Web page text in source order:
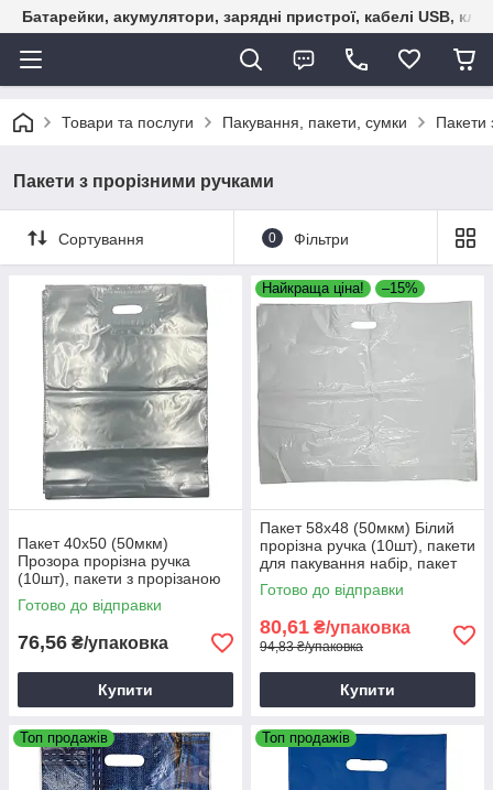
Батарейки, акумулятори, зарядні пристрої, кабелі USB,
Товари та послуги Пакування, пакети, сумки Пакети
Пакети з прорізними ручками
Сортування 0 Фільтри
Пакет 40х50 (50мкм)
Прозора прорізна ручка
(10шт), пакети з прорізаною
ручкою
Готово до відправки
76,56 ₴/упаковка
Купити
Найкраща ціна! –15%
Пакет 58х48 (50мкм) Білий
прорізна ручка (10шт), пакети
для пакування набір, пакет
для одягу
Готово до відправки
80,61 ₴/упаковка
94,83 ₴/упаковка
Купити
Топ продажів Топ продажів